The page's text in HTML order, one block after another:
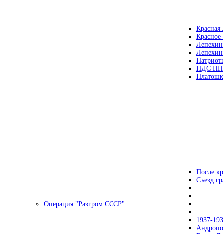
Красная
ПДС
После
Съезд
Операция "Разгром СССР"
1937-